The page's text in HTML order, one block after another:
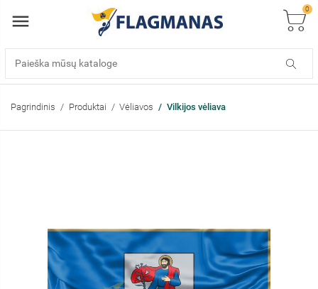
0
Pagrindinis Produktai Vėliavos Vilkijos vėliava